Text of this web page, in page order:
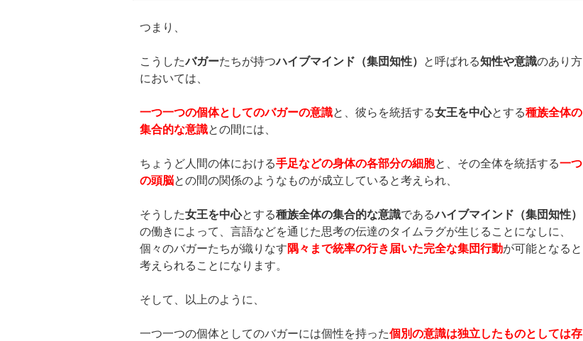
つまり、
こうしたバガーたちが持つハイブマインド（集団知性） と呼ばれる知性や意識のあり方
においては、
一つ一つの個体としてのバガーの意識と、彼らを統括する女王を中心とする種族全体の
集合的な意識との間には、
ちょうど人間の体における手足などの身体の各部分の細胞と、その全体を統括する一つ
の頭脳との間の関係のようなものが成立していると考えられ、
そうした女王を中心とする種族全体の集合的な意識であるハイブマインド（集団知性）
の働きによって、言語などを通じた思考の伝達のタイムラグが生じることになしに、
個々のバガーたちが織りなす隅々まで統率の行き届いた完全な集団行動が可能となると
考えられることになります。
そして、以上のように、
一つ一つの個体としてのバガーには個性を持った個別の意識は独立したものとしては存